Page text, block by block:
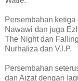
Persembahan
Nawawi dan juga
The Night dan
Nurhaliza dan V.I.P.
Persembahan
dan Aizat dengan